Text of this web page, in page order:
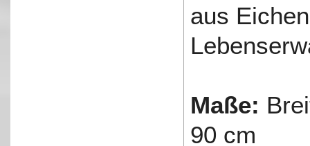
aus
Maße:
90 cm